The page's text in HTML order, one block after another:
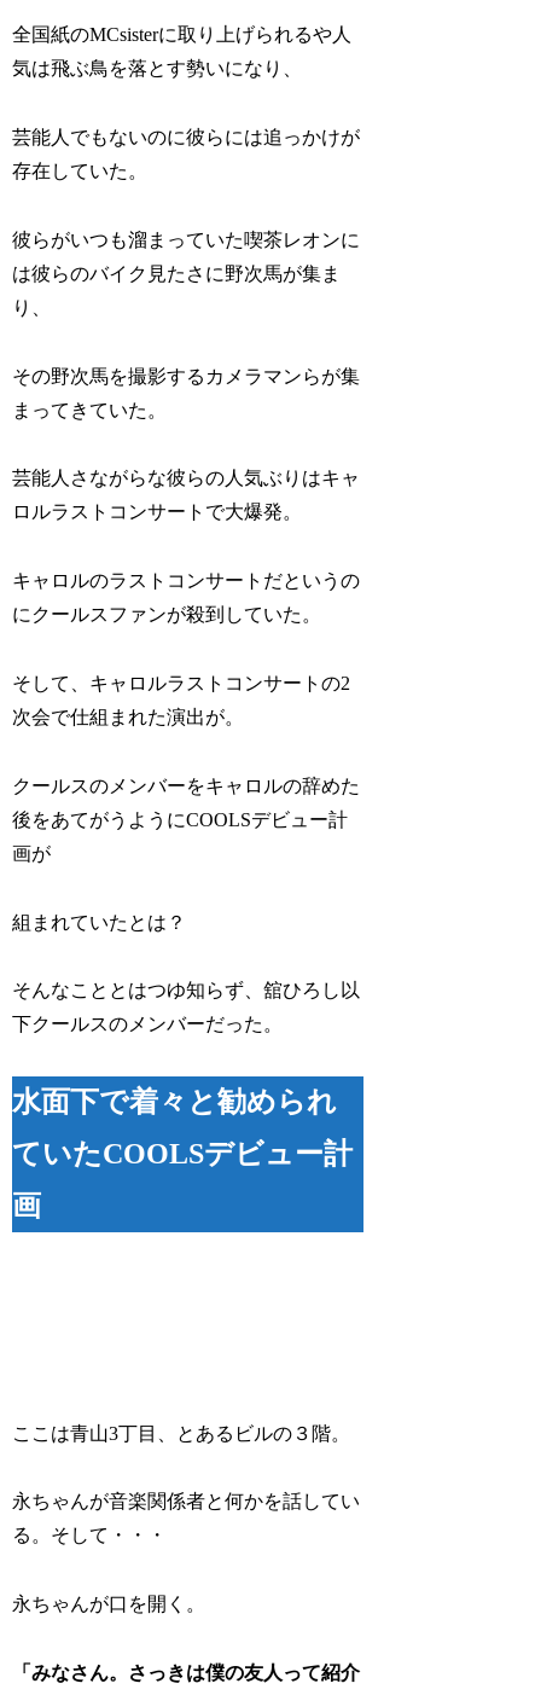
全国紙のMCsisterに取り上げられるや人
気は飛ぶ鳥を落とす勢いになり、
芸能人でもないのに彼らには追っかけが
存在していた。
彼らがいつも溜まっていた喫茶レオンに
は彼らのバイク見たさに野次馬が集ま
り、
その野次馬を撮影するカメラマンらが集
まってきていた。
芸能人さながらな彼らの人気ぶりはキャ
ロルラストコンサートで大爆発。
キャロルのラストコンサートだというの
にクールスファンが殺到していた。
そして、キャロルラストコンサートの2
次会で仕組まれた演出が。
クールスのメンバーをキャロルの辞めた
後をあてがうようにCOOLSデビュー計
画が
組まれていたとは？
そんなこととはつゆ知らず、舘ひろし以
下クールスのメンバーだった。
水面下で着々と勧められ
ていたCOOLSデビュー計
画
ここは青山3丁目、とあるビルの３階。
永ちゃんが音楽関係者と何かを話してい
る。そして・・・
永ちゃんが口を開く。
「みなさん。さっきは僕の友人って紹介